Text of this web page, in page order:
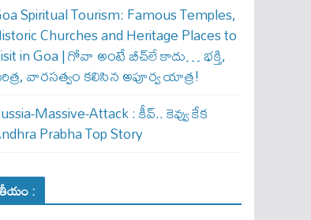
Spiritual Tourism: Famous Temples,
Churches and Heritage Places to
in Goa | గోవా అంటే బీచ్‌లే కాదు… భక్తి,
వారసత్వం కలిసిన అపూర్వ యాత్ర!
Massive-Attack : కీవ్‌.. కెవ్వు కేక‌
Prabha Top Story
: